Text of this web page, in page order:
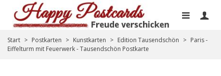
Start > Postkarten > Kunstkarten > Edition Tausendschön > Paris -
Eiffelturm mit Feuerwerk - Tausendschön Postkarte